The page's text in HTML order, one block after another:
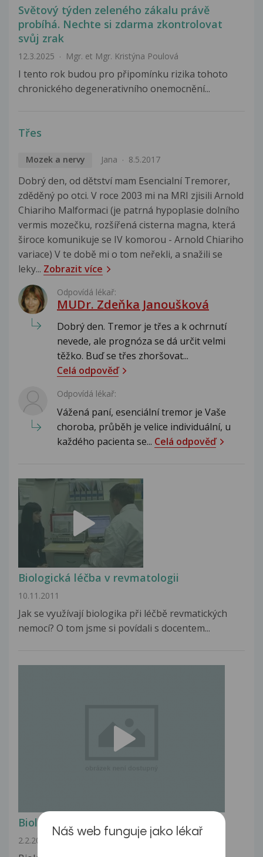
Světový týden zeleného zákalu právě
probíhá. Nechte si zdarma zkontrolovat
svůj zrak
12.3.2025 Mgr. et Mgr. Kristýna Poulová
I tento rok budou pro připomínku rizika tohoto
chronického degenerativního onemocnění...
Třes
Mozek a nervy Jana 8.5.2017
Dobrý den, od dětství mam Esencialní Tremorer,
zděděný po otci. V roce 2003 mi na MRI zjisili Arnold
Chiariho Malformaci (je patrná hypoplasie dolního
vermis mozečku, rozšířená cisterna magna, která
široce komunikuje se IV komorou - Arnold Chiariho
variace) V te době mi o tom neřekli, a snažili se
leky... Zobrazit více
Odpovídá lékař:
MUDr. Zdeňka Janoušková
Dobrý den. Tremor je třes a k ochrnutí
nevede, ale prognóza se dá určit velmi
těžko. Buď se třes zhoršovat...
Celá odpověď
Odpovídá lékař:
Vážená paní, esenciální tremor je Vaše
choroba, průběh je velice individuální, u
každého pacienta se... Celá odpověď
Biologická léčba v revmatologii
10.11.2011
Jak se využívají biologika při léčbě revmatických
nemocí? O tom jsme si povídali s docentem...
Biologická léčba
2.2.2011
Náš web funguje jako lékař